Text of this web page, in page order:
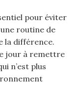
pour éviter
routine de
la différence.
jour à remettre
n’est plus